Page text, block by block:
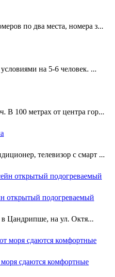
по два места, номера з...
на 5-6 человек. ...
В 100 метрах от центра гор...
телевизор с смарт ...
открытый подогреваемый
Цандрипше, на ул. Октя...
сдаются комфортные